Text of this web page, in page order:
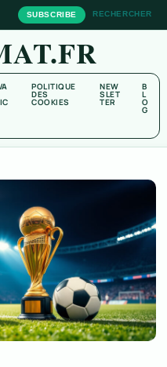
SUBSCRIBE RECHERCHER
POLITIQUE
DES
COOKIES
NEW
SLET
TER
B
L
O
G